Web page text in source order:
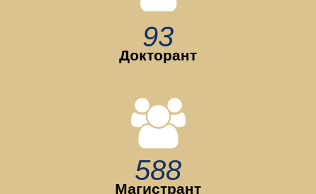
93
Докторант
588
Магистрант